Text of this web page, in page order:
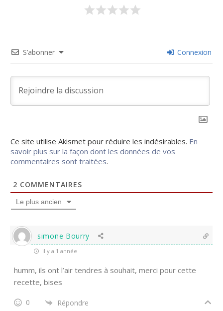
S’abonner Connexion
Ce site utilise Akismet pour réduire les indésirables. En
savoir plus sur la façon dont les données de vos
commentaires sont traitées.
2 COMMENTAIRES
Le plus ancien
simone Bourry
il y a 1 année
humm, ils ont l’air tendres à souhait, merci pour cette
recette, bises
0 Répondre